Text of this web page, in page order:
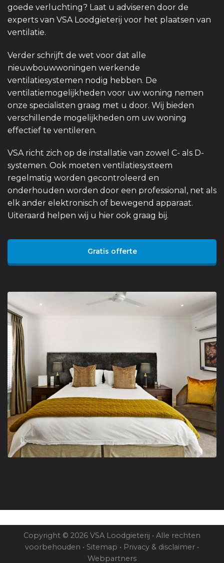
goede verluchting? Laat u adviseren door de
experts van VSA Loodgieterij voor het plaatsen van
ventilatie.
Verder schrijft de wet voor dat alle
nieuwbouwwoningen werkende
ventilatiesystemen nodig hebben. De
ventilatiemogelijkheden voor uw woning nemen
onze specialisten graag met u door. Wij bieden
verschillende mogelijkheden om uw woning
effectief te ventileren.
VSA richt zich op de installatie van zowel C- als D-
systemen. Ook moeten ventilatiesysteem
regelmatig worden gecontroleerd en
onderhouden worden door een professional, net als
elk ander elektronisch of bewegend apparaat.
Uiteraard helpen wij u hier ook graag bij.
Gratis offerte
Copyright © 2026 VSA Loodgieterij • Alle rechten
voorbehouden • Sitemap • Privacy & disclaimer •
Webpartners